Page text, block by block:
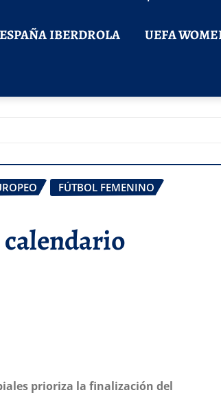
IBERDROLA UEFA
FÚTBOL FEMENINO
prioriza la finalización del